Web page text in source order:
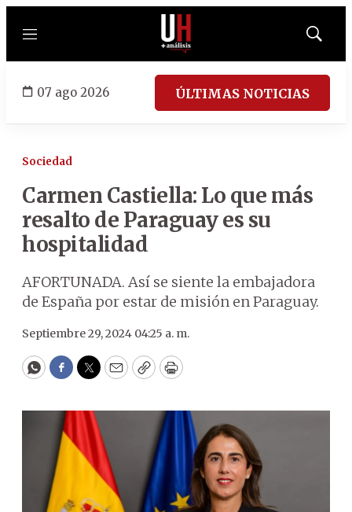
Menú
Mostrar
07 ago 2026 ÚLTIMAS NOTICIAS
Sociedad
Carmen Castiella: Lo que más
resalto de Paraguay es su
hospitalidad
AFORTUNADA. Así se siente la embajadora
de España por estar de misión en Paraguay.
Septiembre 29, 2024 04:25 a. m.
WhatsApp
Facebook
Twitter
EmailCopyPrint